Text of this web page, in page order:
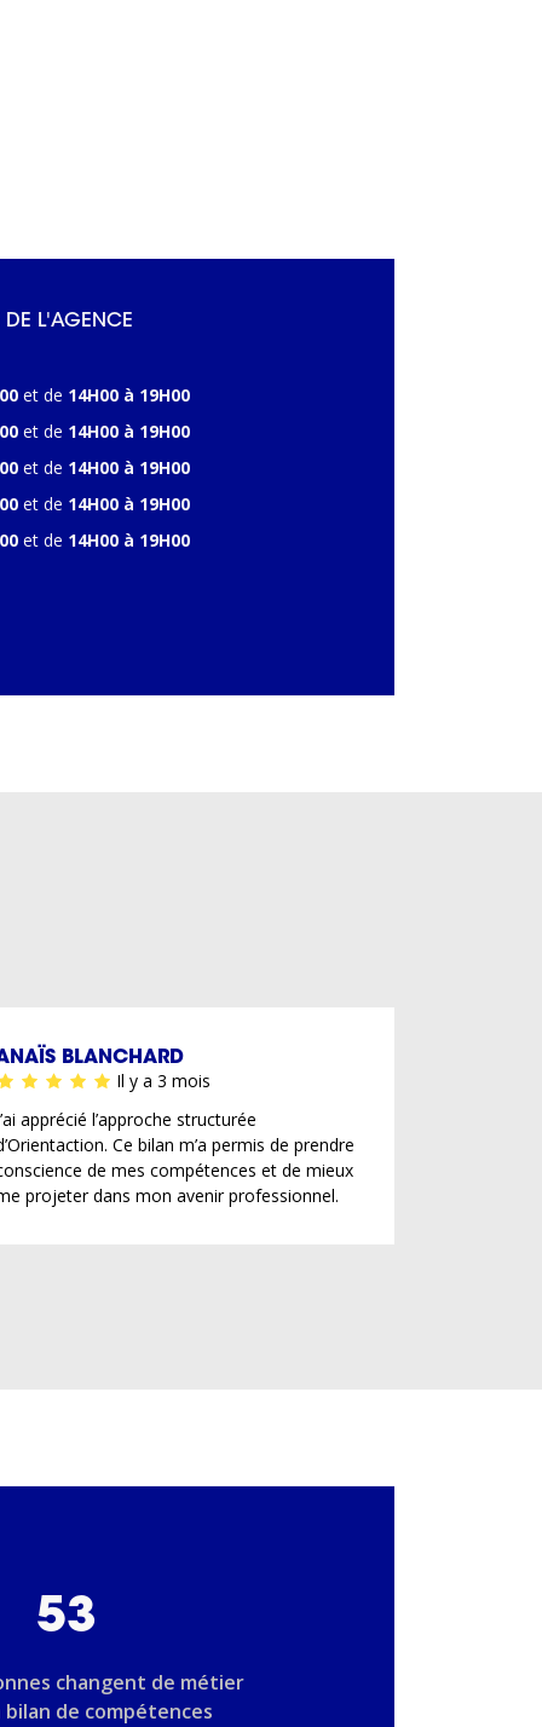
DE L'AGENCE
et de 14H00 à 19H00
et de 14H00 à 19H00
et de 14H00 à 19H00
et de 14H00 à 19H00
et de 14H00 à 19H00
BLANCHARD
Il y a 3 mois
apprécié l’approche structurée
Ce bilan m’a permis de prendre
de mes compétences et de mieux
projeter dans mon avenir professionnel.
53
changent de métier
bilan de compétences